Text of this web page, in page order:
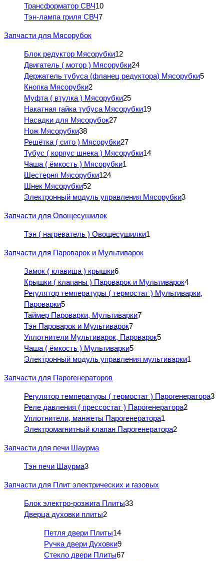
Трансформатор СВЧ10
Тэн-лампа гриля СВЧ7
Запчасти для Мясорубок
Блок редуктор Мясорубки12
Двигатель ( мотор ) Мясорубки24
Держатель тубуса (фланец редуктора) Мясорубки5
Кнопка Мясорубки2
Муфта ( втулка ) Мясорубки25
Накатная гайка тубуса Мясорубки19
Насадки для Мясорубок27
Нож Мясорубки38
Решётка ( сито ) Мясорубки27
Тубус ( корпус шнека ) Мясорубки14
Чаша ( ёмкость ) Мясорубки1
Шестерня Мясорубки124
Шнек Мясорубки52
Электронный модуль управления Мясорубки3
Запчасти для Овощесушилок
Тэн ( нагреватель ) Овощесушилки1
Запчасти для Пароварок и Мультиварок
Замок ( клавиша ) крышки6
Крышки ( клапаны ) Пароварок и Мультиварок4
Регулятор температуры ( термостат ) Мультиварки,
Пароварки5
Таймер Пароварки, Мультиварки7
Тэн Пароварок и Мультиварок7
Уплотнители Мультиварок, Пароварок5
Чаша ( ёмкость ) Мультиварки5
Электронный модуль управления мультиварки1
Запчасти для Парогенераторов
Регулятор температуры ( термостат ) Парогенератора3
Реле давления ( прессостат ) Парогенератора2
Уплотнители, манжеты Парогенератора1
Электромагнитный клапан Парогенератора2
Запчасти для печи Шаурма
Тэн печи Шаурма3
Запчасти для Плит электрических и газовых
Блок электро-розжига Плиты33
Дверца духовки плиты2
Петля двери Плиты14
Ручка двери Духовки9
Стекло двери Плиты67